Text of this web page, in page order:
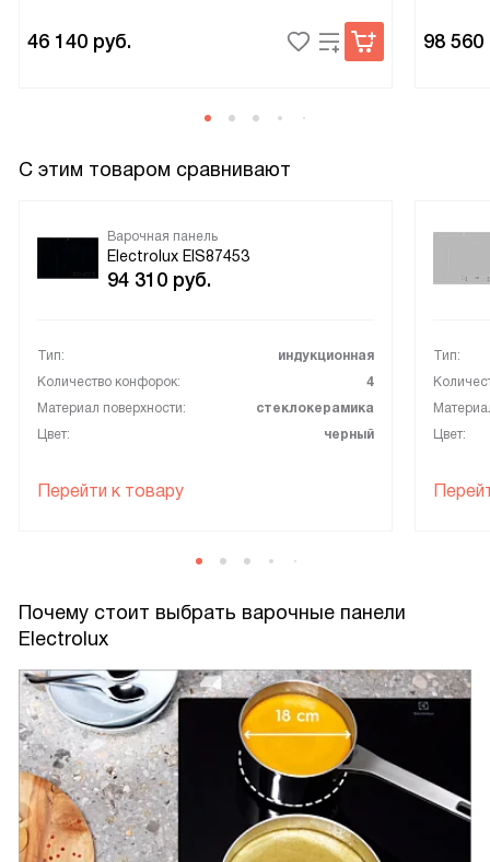
46 140 руб. 98 560
С этим товаром сравнивают
Варочная панель
Electrolux EIS87453
94 310 руб.
Тип:
индукционная
Количество конфорок:
4
Материал поверхности:
стеклокерамика
Цвет:
черный
Перейти к товару
Тип:
Цвет:
Почему стоит выбрать варочные панели
Electrolux